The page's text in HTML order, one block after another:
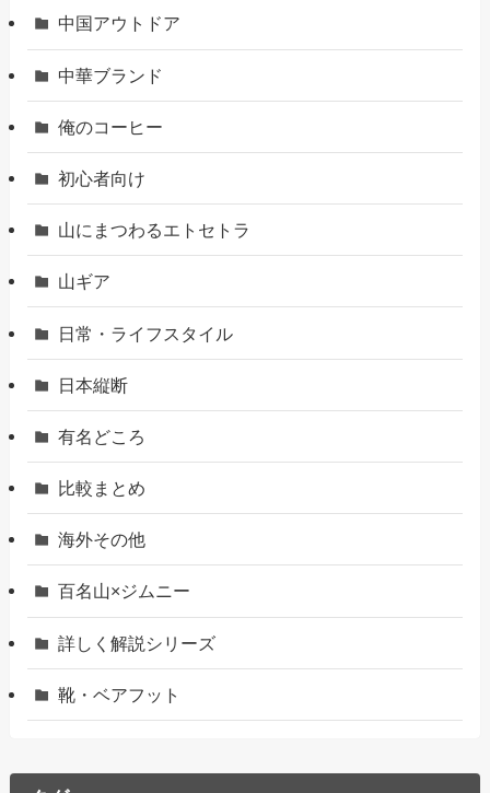
中国アウトドア
中華ブランド
俺のコーヒー
初心者向け
山にまつわるエトセトラ
山ギア
日常・ライフスタイル
日本縦断
有名どころ
比較まとめ
海外その他
百名山×ジムニー
詳しく解説シリーズ
靴・ベアフット